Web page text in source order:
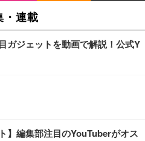
・連載
ガジェットを動画で解説！公式Y
】編集部注目のYouTuberがオス